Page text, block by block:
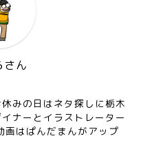
さん
みの日はネタ探しに栃木
ナーとイラストレーター
画はぱんだまんがアップ